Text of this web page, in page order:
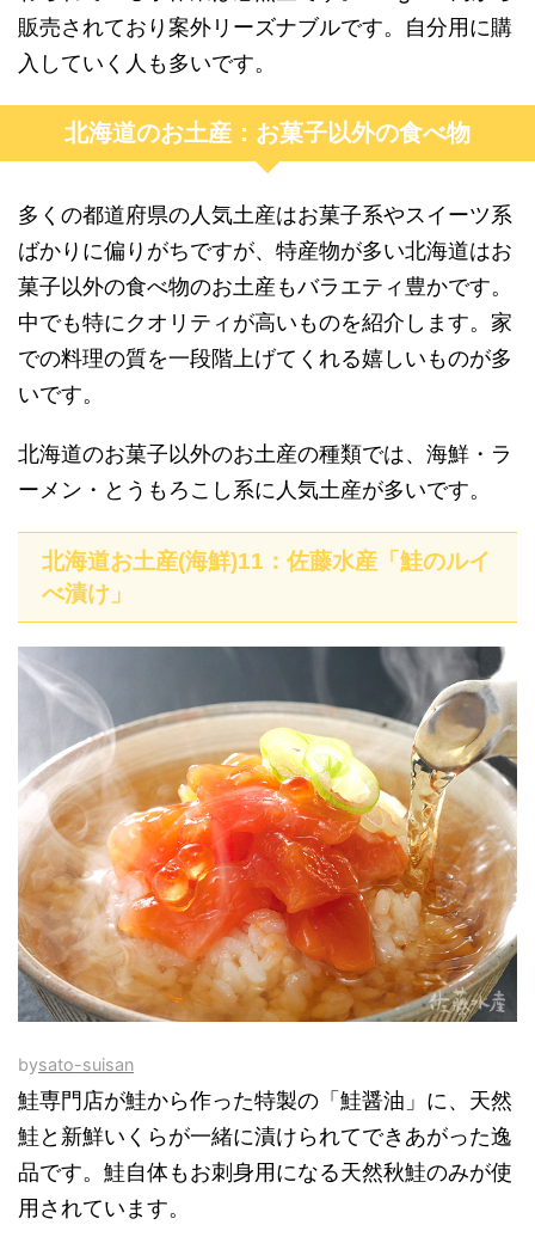
販売されており案外リーズナブルです。自分用に購
入していく人も多いです。
北海道のお土産：お菓子以外の食べ物
多くの都道府県の人気土産はお菓子系やスイーツ系
ばかりに偏りがちですが、特産物が多い北海道はお
菓子以外の食べ物のお土産もバラエティ豊かです。
中でも特にクオリティが高いものを紹介します。家
での料理の質を一段階上げてくれる嬉しいものが多
いです。
北海道のお菓子以外のお土産の種類では、海鮮・ラ
ーメン・とうもろこし系に人気土産が多いです。
北海道お土産(海鮮)11：佐藤水産「鮭のルイ
べ漬け」
bysato-suisan
鮭専門店が鮭から作った特製の「鮭醤油」に、天然
鮭と新鮮いくらが一緒に漬けられてできあがった逸
品です。鮭自体もお刺身用になる天然秋鮭のみが使
用されています。